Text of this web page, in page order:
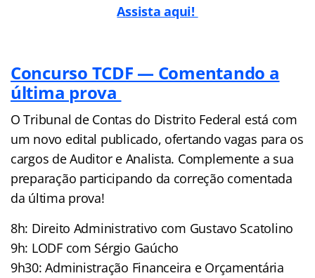
Assista aqui!
Concurso TCDF — Comentando a
última prova
O Tribunal de Contas do Distrito Federal está com
um novo edital publicado, ofertando vagas para os
cargos de Auditor e Analista. Complemente a sua
preparação participando da correção comentada
da última prova!
8h: Direito Administrativo com Gustavo Scatolino
9h: LODF com Sérgio Gaúcho
9h30: Administração Financeira e Orçamentária